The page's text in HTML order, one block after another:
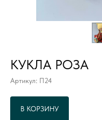
КУКЛА РОЗА
Артикул: П24
В КОРЗИНУ